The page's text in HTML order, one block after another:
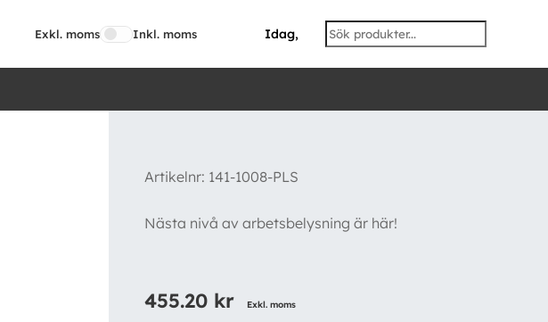
Exkl. moms Inkl. moms Idag,
Artikelnr: 141-1008-PLS
Nästa nivå av arbetsbelysning är här!
455.20 kr Exkl. moms